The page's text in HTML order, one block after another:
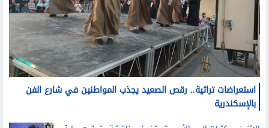
استعراضات تراثية.. رقص الصعيد يجذب المواطنين في شارع الفن
بالإسكندرية
الاثنين.. مكتبات البحر الأحمر تستضيف مناقشة وتوقيع رواية
«دماء على خرائط الشرق» لنوارة نجم